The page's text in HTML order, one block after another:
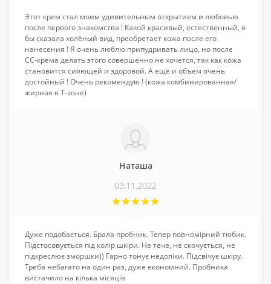
Этот крем стал моим удивительным открытием и любовью
после первого знакомства ! Какой красивый, естественный, я
бы сказала холёный вид, преобретает кожа после его
нанесения ! Я очень люблю припудривать лицо, но после
СС-крема делать этого совершенно не хочется, так как кожа
становится сияющей и здоровой. А ещё и объем очень
достойный ! Очень рекомендую ! (кожа комбинированная/
жирная в Т-зоне)
Наташа
03.11.2022
Дуже подобається. Брала пробник. Тепер повномірний тюбик.
Підстосовується під колір шкіри. Не тече, не скочується, не
підкреслює зморшки)) Гарно тонує недоліки. Підсвічує шкіру.
Треба небагато на один раз, дуже економний. Пробника
вистачило на кілька місяців